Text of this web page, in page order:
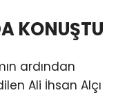
KONUŞTU
ardından
Ali İhsan Alçı